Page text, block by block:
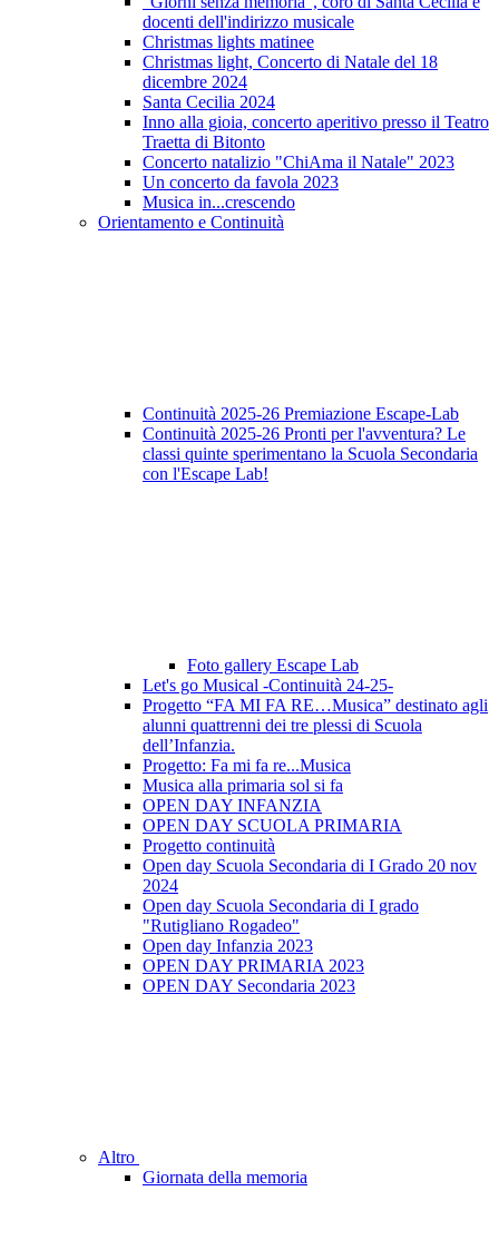
docenti dell'indirizzo musicale
Christmas lights matinee
Christmas light, Concerto di Natale del 18
dicembre 2024
Santa Cecilia 2024
Inno alla gioia, concerto aperitivo presso il Teatro
Traetta di Bitonto
Concerto natalizio "ChiAma il Natale" 2023
Un concerto da favola 2023
Musica in...crescendo
Orientamento e Continuità
Continuità 2025-26 Premiazione Escape-Lab
Continuità 2025-26 Pronti per l'avventura? Le
classi quinte sperimentano la Scuola Secondaria
con l'Escape Lab!
Foto gallery Escape Lab
Let's go Musical -Continuità 24-25-
Progetto “FA MI FA RE…Musica” destinato agli
alunni quattrenni dei tre plessi di Scuola
dell’Infanzia.
Progetto: Fa mi fa re...Musica
Musica alla primaria sol si fa
OPEN DAY INFANZIA
OPEN DAY SCUOLA PRIMARIA
Progetto continuità
Open day Scuola Secondaria di I Grado 20 nov
2024
Open day Scuola Secondaria di I grado
"Rutigliano Rogadeo"
Open day Infanzia 2023
OPEN DAY PRIMARIA 2023
OPEN DAY Secondaria 2023
Altro
Giornata della memoria